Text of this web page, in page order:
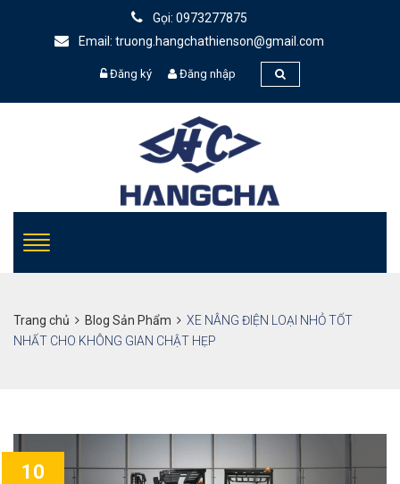
Gọi: 0973277875
Email: truong.hangchathienson@gmail.com
Đăng ký Đăng nhập
Trang chủ Blog Sản Phẩm
XE NÂNG ĐIỆN LOẠI NHỎ TỐT
NHẤT CHO KHÔNG GIAN CHẬT HẸP
10